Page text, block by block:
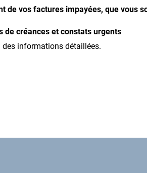
vos factures impayées, que vous
de créances et constats urgents
informations détaillées.